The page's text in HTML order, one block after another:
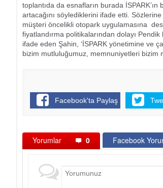
toplantıda da esnafların burada
artacağını söylediklerini ifade etti.
müşteri öncelikli otopark uygulamasına
fiyatlandırma politikalarından dolayı
ifade eden Şahin, ‘İSPARK yönetimine ve
bizim mutluluğumuz, memnuniyetleri bizim
Facebook'ta Paylaş
Yorumlar 0 Facebook